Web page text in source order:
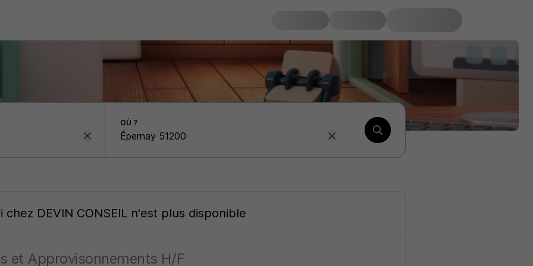
OÙ ?
chez DEVIN CONSEIL n'est plus disponible
et Approvisonnements H/F